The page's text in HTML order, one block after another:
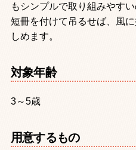
もシンプルで取り組みやすい
短冊を付けて吊るせば、風
しめます。
対象年齢
3～5歳
用意するもの